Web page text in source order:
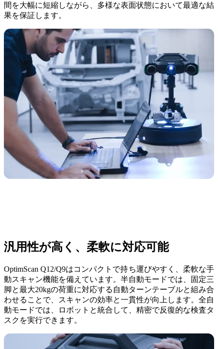
間を大幅に短縮しながら、多様な表面状態において最適な結
果を保証します。
汎用性が高く、柔軟に対応可能
OptimScan Q12/Q9はコンパクトで持ち運びやすく、柔軟な手
動スキャン機能を備えています。半自動モードでは、固定三
脚と最大20kgの荷重に対応する自動ターンテーブルと組み合
わせることで、スキャンの効率と一貫性が向上します。全自
動モードでは、ロボットと統合して、精密で反復的な検査タ
スクを実行できます。